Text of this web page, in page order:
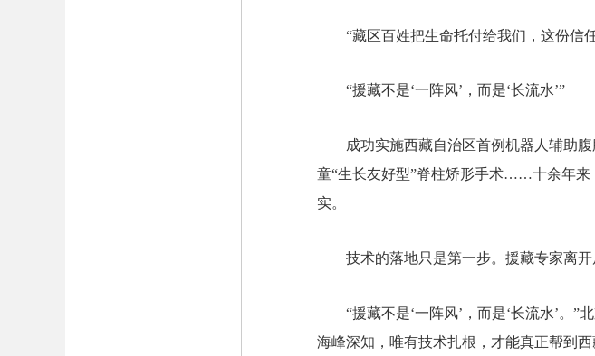
“藏区百姓把生命托付给我们，这份信
“援藏不是‘一阵风’，而是‘长流水’”
成功实施西藏自治区首例机器人辅助
童“生长友好型”脊柱矫形手术……十余年来
实。
技术的落地只是第一步。援藏专家离
“援藏不是‘一阵风’，而是‘长流水’。
海峰深知，唯有技术扎根，才能真正帮到西